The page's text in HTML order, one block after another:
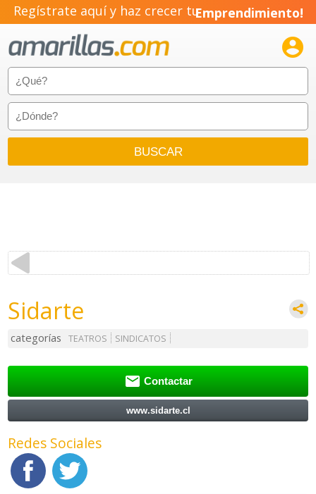
Regístrate aquí y haz crecer tuEmprendimiento!

Sidarte
categorías TEATROS SINDICATOS
 Contactar
www.sidarte.cl
Redes Sociales